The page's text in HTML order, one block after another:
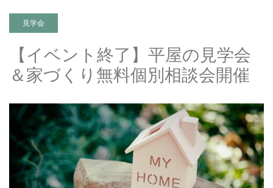
見学会
【イベント終了】平屋の見学会
＆家づくり無料個別相談会開催